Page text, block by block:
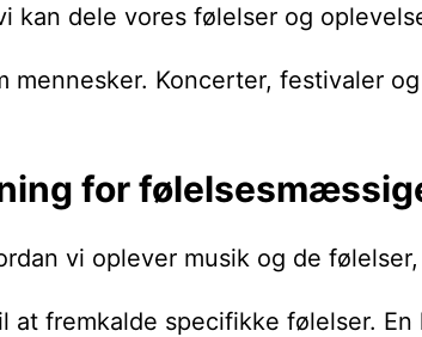
kan dele vores følelser og
Koncerter, festivaler
for
vi oplever musik og de
fremkalde specifikke følelser.